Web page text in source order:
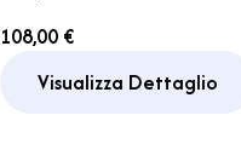
Bike Cover
Caravan
108,00 €
Visualizza Dettaglio